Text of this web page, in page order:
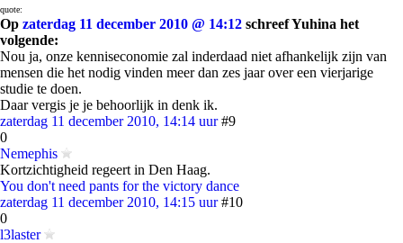
quote:
Op zaterdag 11 december 2010 @ 14:12 schreef Yuhina het
volgende:
Nou ja, onze kenniseconomie zal inderdaad niet afhankelijk zijn van
mensen die het nodig vinden meer dan zes jaar over een vierjarige
studie te doen.
Daar vergis je je behoorlijk in denk ik.
zaterdag 11 december 2010, 14:14 uur #9
0
Nemephis
Kortzichtigheid regeert in Den Haag.
You don't need pants for the victory dance
zaterdag 11 december 2010, 14:15 uur #10
0
l3laster